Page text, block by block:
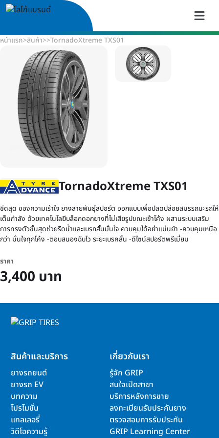
หน้าแรก>สินค้า>>TornadoXtreme TXS01
TornadoXtreme TXS01
ขีดสุด ของความเร้าใจ ยางสายพันธุ์สปอร์ต ออกแบบเพื่อปลดปล่อยสมรรถนะรถให้
เต็มกำลัง ด้วยเทคโนโลยีบล็อกดอกยางที่ไม่เสียรูปขณะเข้าโค้ง ผสานระบบเสริม
การทรงตัวขั้นสุดช่วยรีดน้ำและเบรกสั้นมั่นใจ ควบคุมได้อย่าแม่นยำ -ควบคุมเหนือ
กว่า มั่นใจทุกโค้ง -ตอบสนองฉับไว ระยะเบรคสั้น -ดีไซน์สปอร์ตพรีเมี่ยม
ราคา
3,400 บาท
สินค้าและบริการ
ยางรถยนต์
ยางรถ EV
บทความ
โปรโมชั่น
แกลเลอรี่
วิดีโอความรู้
เกี่ยวกับเรา
รู้จัก GRIP
สนใจเปิดสาขา
บริการหลังการขาย
ลงทะเบียนรับประกันยาง
ตรวจสอบการรับประกัน
GRIP Learning Center